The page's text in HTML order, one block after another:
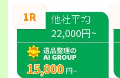
1R
他社平均
22,000円~
15,000 円~